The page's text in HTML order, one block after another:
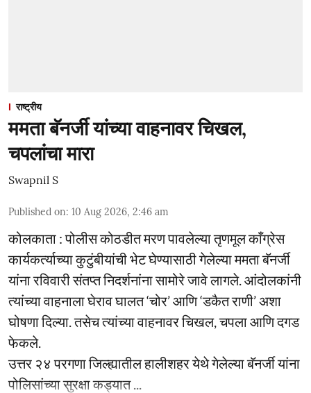
राष्ट्रीय
ममता बॅनर्जी यांच्या वाहनावर चिखल,
चपलांचा मारा
Swapnil S
Published on: 10 Aug 2026, 2:46 am
कोलकाता : पोलीस कोठडीत मरण पावलेल्या तृणमूल काँग्रेस
कार्यकर्त्याच्या कुटुंबीयांची भेट घेण्यासाठी गेलेल्या ममता बॅनर्जी
यांना रविवारी संतप्त निदर्शनांना सामोरे जावे लागले. आंदोलकांनी
त्यांच्या वाहनाला घेराव घालत ‘चोर’ आणि ‘डकैत राणी’ अशा
घोषणा दिल्या. तसेच त्यांच्या वाहनावर चिखल, चपला आणि दगड
फेकले.
उत्तर २४ परगणा जिल्ह्यातील हालीशहर येथे गेलेल्या बॅनर्जी यांना
पोलिसांच्या सुरक्षा कड्यात ...